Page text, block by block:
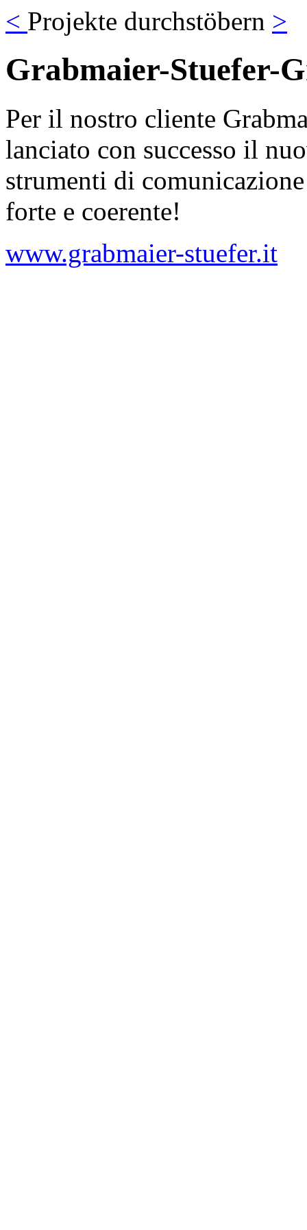
< Projekte durchstöbern >
Grabmaier-Stuefer-
Per il nostro cliente
lanciato con successo il
strumenti di
forte e coerente!
www.grabmaier-stuefer.it